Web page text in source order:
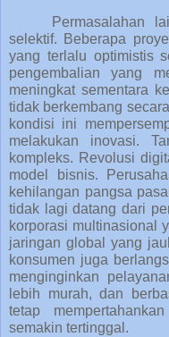
Permasalahan
selektif. Beberapa
yang terlalu optimistis
pengembalian yang
meningkat sementara
tidak berkembang
kondisi ini
melakukan inovasi.
kompleks. Revolusi
model bisnis.
kehilangan pangsa
tidak lagi datang dari
korporasi multinasional
jaringan global yang
konsumen juga
menginginkan
lebih murah, dan
tetap
semakin tertinggal.